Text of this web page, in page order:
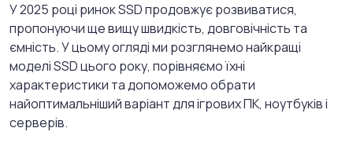
У 2025 році ринок SSD продовжує розвиватися,
пропонуючи ще вищу швидкість, довговічність та
ємність. У цьому огляді ми розглянемо найкращі
моделі SSD цього року, порівняємо їхні
характеристики та допоможемо обрати
найоптимальніший варіант для ігрових ПК, ноутбуків і
серверів.